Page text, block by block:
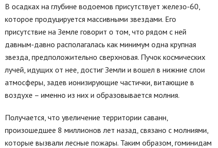
В осадках на глубине водоемов присутствует железо-60,
которое продуцируется массивными звездами. Его
присутствие на Земле говорит о том, что рядом с ней
давным-давно располагалась как минимум одна крупная
звезда, предположительно сверхновая. Пучок космических
лучей, идущих от нее, достиг Земли и вошел в нижние слои
атмосферы, задев ионизирующие частички, витающие в
воздухе – именно из них и образовывается молния.
Получается, что увеличение территории саванн,
произошедшее 8 миллионов лет назад, связано с молниями,
которые вызвали лесные пожары. Таким образом, гоминидам